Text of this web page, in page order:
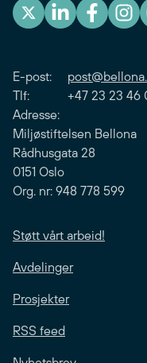
E-post:
Tlf: +47 23 23 46
Adresse:
Miljøstiftelsen Bellona
Rådhusgata 28
0151 Oslo
Org. nr: 948 778 599
Støtt vårt arbeid!
Avdelinger
Prosjekter
RSS feed